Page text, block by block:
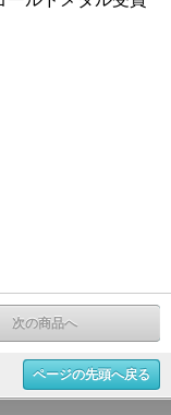
次の商品へ
ページの先頭へ戻る